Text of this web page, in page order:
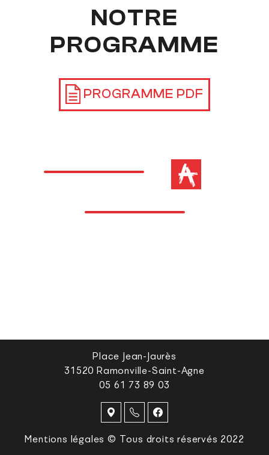
NOTRE
PROGRAMME
PROGRAMME PDF
Place Jean-Jaurès
31520 Ramonville-Saint-Agne
05 61 73 89 03
Mentions légales © Tous droits réservés 2022